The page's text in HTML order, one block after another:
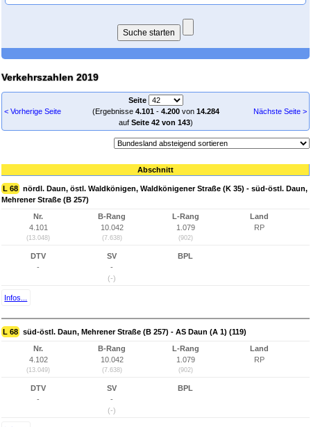
Verkehrszahlen 2019
< Vorherige Seite
Seite
(Ergebnisse 4.101- 4.200von 14.284
auf Seite 42 von 143)
Nächste Seite >
Abschnitt
L 68 nördl. Daun, östl. Waldkönigen, Waldkönigener Straße (K 35) - süd-östl. Daun,
Mehrener Straße (B 257)
Nr.
4.101
(13.048)
B-Rang
10.042
(7.638)
L-Rang
1.079
(902)
Land
RP
DTV
-
SV
-
(-)
BPL
Infos...
L 68 süd-östl. Daun, Mehrener Straße (B 257) - AS Daun (A 1) (119)
Nr.
4.102
(13.049)
B-Rang
10.042
(7.638)
L-Rang
1.079
(902)
Land
RP
DTV
-
SV
-
(-)
BPL